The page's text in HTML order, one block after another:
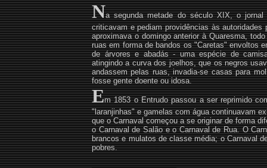
Na segunda metade do século XIX, o
criticavam e pediam providências às
aproximava o domingo anterior à Quaresma,
ruas em forma de bandos os "Caretas" envoltos
de árvores e abadás - uma espécie de
atingindo a curva dos joelhos, que os negros
andassem pelas ruas, invadia-se casas para
fosse gente doente ou idosa.
Em 1853 o Entrudo passou a ser reprimido
"laranjinhas" e gamelas com água continuavam
que o Carnaval começou a se originar de forma
o Carnaval de Salão e o Carnaval de Rua. O
brancos e mulatos de classe média; o Carnaval
pobres.